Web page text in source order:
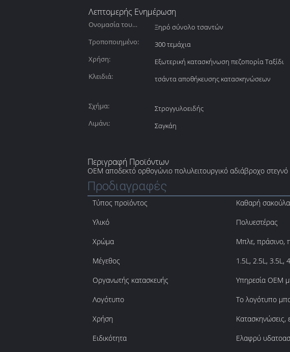
Λεπτομερής Ενημέρωση
Ονομασία του
Ξηρό σύνολο τσαντών
Τροποποιημένο:
300 τεμάχια
Χρήση:
Εξωτερική κατασκήνωση πεζοπορία Ταξίδι
Κλειδιά:
τσάντα αποθήκευσης κατασκηνώσεων
Σχήμα:
Στρογγυλοειδής
Λιμάνι:
Σαγκάη
Περιγραφή Προϊόντων
OEM αποδεκτό ορθογώνιο πολυλειτουργικό αδιάβροχο
Προδιαγραφές
Τύπος προϊόντος
Καθαρή σακούλα
Υλικό
Πολυεστέρας
Χρώμα
Μπλε, πράσινο,
Μέγεθος
1.5L, 2.5L, 3.5L,
Οργανωτής κατασκευής
Υπηρεσία OEM
Λογότυπο
Το λογότυπο
Χρήση
Κατασκηνώσεις,
Ειδικότητα
Ελαφρύ